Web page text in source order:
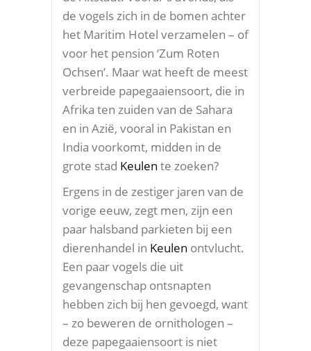
de vogels zich in de bomen achter
het Maritim Hotel verzamelen – of
voor het pension ‘Zum Roten
Ochsen’. Maar wat heeft de meest
verbreide papegaaiensoort, die in
Afrika ten zuiden van de Sahara
en in Azië, vooral in Pakistan en
India voorkomt, midden in de
grote stad Keulen te zoeken?
Ergens in de zestiger jaren van de
vorige eeuw, zegt men, zijn een
paar halsband parkieten bij een
dierenhandel in Keulen ontvlucht.
Een paar vogels die uit
gevangenschap ontsnapten
hebben zich bij hen gevoegd, want
– zo beweren de ornithologen –
deze papegaaiensoort is niet